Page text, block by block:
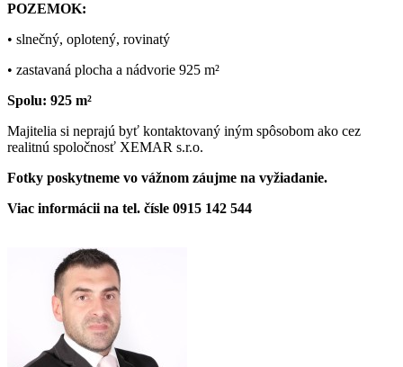
POZEMOK:
• slnečný, oplotený, rovinatý
• zastavaná plocha a nádvorie 925 m²
Spolu: 925 m²
Majitelia si neprajú byť kontaktovaný iným spôsobom ako cez
realitnú spoločnosť XEMAR s.r.o.
Fotky poskytneme vo vážnom záujme na vyžiadanie.
Viac informácii na tel. čísle 0915 142 544